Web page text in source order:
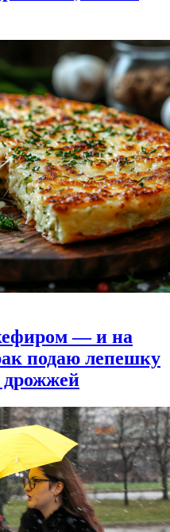
— и на
подаю лепешку
дрожжей